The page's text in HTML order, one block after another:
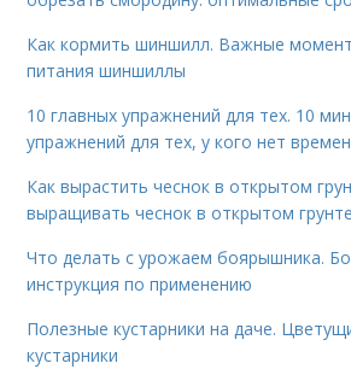
Как кормить шиншилл. Важные
питания шиншиллы
10 главных упражнений для тех. 10
упражнений для тех, у кого нет
Как вырастить чеснок в открытом
выращивать чеснок в открытом грунте
Что делать с урожаем боярышника.
инструкция по применению
Полезные кустарники на даче.
кустарники